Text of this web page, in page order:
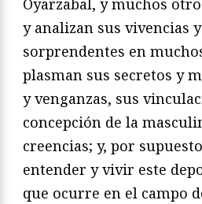
Oyarzabal, y muchos
y analizan sus vivencias
sorprendentes en
plasman sus secretos y
y venganzas, sus
concepción de la
creencias; y, por
entender y vivir este
que ocurre en el campo